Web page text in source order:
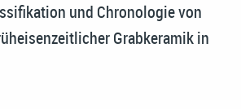
und Chronologie von
Grabkeramik in